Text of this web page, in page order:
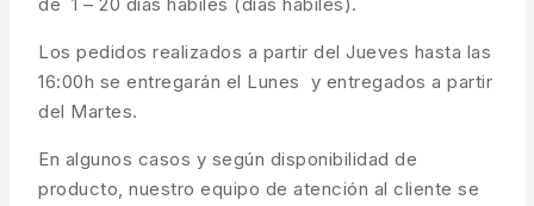
de 1 – 20 días hábiles (días hábiles).
Los pedidos realizados a partir del Jueves hasta las
16:00h se entregarán el Lunes y entregados a partir
del Martes.
En algunos casos y según disponibilidad de
producto, nuestro equipo de atención al cliente se